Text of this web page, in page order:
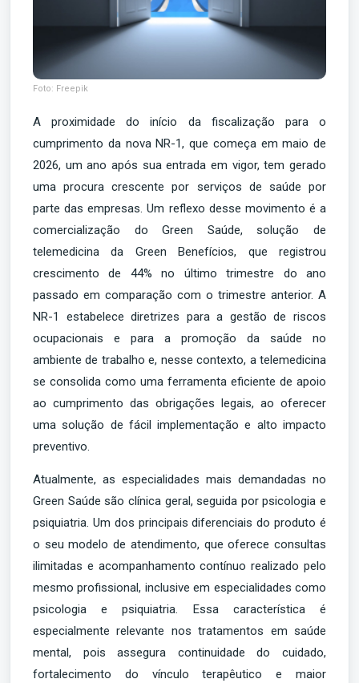
Foto: Freepik
A proximidade do início da fiscalização para o
cumprimento da nova NR-1, que começa em maio de
2026, um ano após sua entrada em vigor, tem gerado
uma procura crescente por serviços de saúde por
parte das empresas. Um reflexo desse movimento é a
comercialização do Green Saúde, solução de
telemedicina da Green Benefícios, que registrou
crescimento de 44% no último trimestre do ano
passado em comparação com o trimestre anterior. A
NR-1 estabelece diretrizes para a gestão de riscos
ocupacionais e para a promoção da saúde no
ambiente de trabalho e, nesse contexto, a telemedicina
se consolida como uma ferramenta eficiente de apoio
ao cumprimento das obrigações legais, ao oferecer
uma solução de fácil implementação e alto impacto
preventivo.
Atualmente, as especialidades mais demandadas no
Green Saúde são clínica geral, seguida por psicologia e
psiquiatria. Um dos principais diferenciais do produto é
o seu modelo de atendimento, que oferece consultas
ilimitadas e acompanhamento contínuo realizado pelo
mesmo profissional, inclusive em especialidades como
psicologia e psiquiatria. Essa característica é
especialmente relevante nos tratamentos em saúde
mental, pois assegura continuidade do cuidado,
fortalecimento do vínculo terapêutico e maior